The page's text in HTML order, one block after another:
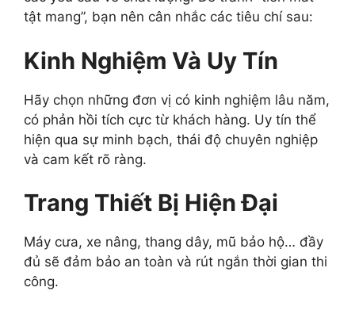
tật mang”, bạn nên cân nhắc các tiêu chí sau:
Kinh Nghiệm Và Uy Tín
Hãy chọn những đơn vị có kinh nghiệm lâu năm,
có phản hồi tích cực từ khách hàng. Uy tín thể
hiện qua sự minh bạch, thái độ chuyên nghiệp
và cam kết rõ ràng.
Trang Thiết Bị Hiện Đại
Máy cưa, xe nâng, thang dây, mũ bảo hộ… đầy
đủ sẽ đảm bảo an toàn và rút ngắn thời gian thi
công.